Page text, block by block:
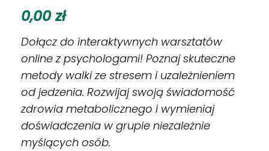
0,00zł
Dołącz do interaktywnych warsztatów
online z psychologami! Poznaj skuteczne
metody walki ze stresem i uzależnieniem
od jedzenia. Rozwijaj swoją świadomość
zdrowia metabolicznego i wymieniaj
doświadczenia w grupie niezależnie
myślących osób.